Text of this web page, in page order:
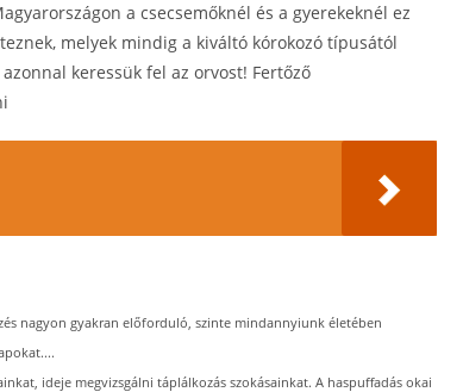
a csecsemőknél és a gyerekeknél ez
melyek mindig a kiváltó kórokozó típusától
keressük fel az orvost! Fertőző
nagyon gyakran előforduló, szinte mindannyiunk életében
ideje megvizsgálni táplálkozás szokásainkat. A haspuffadás okai